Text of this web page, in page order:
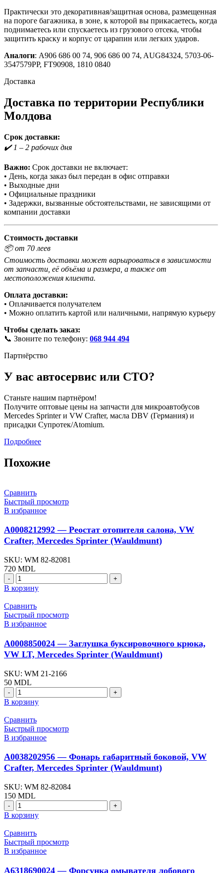
Практически это декоративная/защитная основа, размещенная
на пороге багажника, в зоне, к которой вы прикасаетесь, когда
поднимаетесь или спускаетесь из грузового отсека, чтобы
защитить краску и корпус от царапин или легких ударов.
Аналоги: A906 686 00 74, 906 686 00 74, AUG84324, 5703-06-
3547579PP, FT90908, 1810 0840
Доставка
Доставка по территории Республики
Молдова
Срок доставки:
✔️ 1 – 2 рабочих дня
Важно: Срок доставки не включает:
• День, когда заказ был передан в офис отправки
• Выходные дни
• Официальные праздники
• Задержки, вызванные обстоятельствами, не зависящими от
компании доставки
Стоимость доставки
📦 от 70 леев
Стоимость доставки может варьироваться в зависимости
от запчасти, её объёма и размера, а также от
местоположения клиента.
Оплата доставки:
• Оплачивается получателем
• Можно оплатить картой или наличными, напрямую курьеру
Чтобы сделать заказ:
📞 Звоните по телефону: 068 944 494
Партнёрство
У вас автосервис или СТО?
Станьте нашим партнёром!
Получите оптовые цены на запчасти для микроавтобусов
Mercedes Sprinter и VW Crafter, масла DBV (Германия) и
присадки Супротек/Atomium.
Подробнее
Похожие
Сравнить
Быстрый просмотр
В избранное
A0008212992 — Реостат отопителя салона, VW
Crafter, Mercedes Sprinter (Wauldmunt)
SKU: WM 82-82081
720 MDL
Количество
товара
A0008212992
-
Реостат
отопителя
салона,
VW
Crafter,
Mercedes
(Wauldmunt)
В корзину
Сравнить
Быстрый просмотр
В избранное
A0008850024 — Заглушка буксировочного крюка,
VW LT, Mercedes Sprinter (Wauldmunt)
SKU: WM 21-2166
50 MDL
Количество
товара
A0008850024
-
Заглушка
буксировочного
крюка,
VW
LT,
Mercedes
(Wauldmunt)
В корзину
Сравнить
Быстрый просмотр
В избранное
A0038202956 — Фонарь габаритный боковой, VW
Crafter, Mercedes Sprinter (Wauldmunt)
SKU: WM 82-82084
150 MDL
Количество
товара
A0038202956
-
Фонарь
габаритный
боковой,
VW
В корзину
Сравнить
Быстрый просмотр
В избранное
A6318690024 — Форсунка омывателя лобового